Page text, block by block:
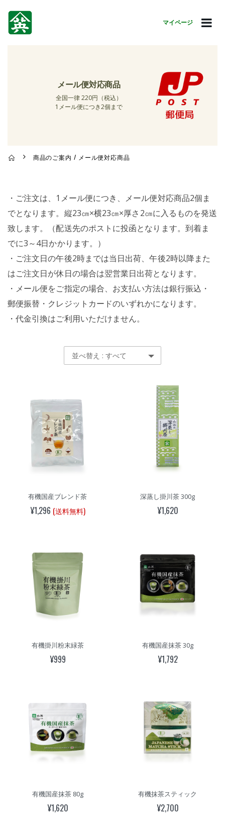
マイページ
メール便対応商品
全国一律 220円（税込）
1メール便につき2個まで
商品のご案内 / メール便対応商品
・ご注文は、1メール便につき、メール便対応商品2個ま
でとなります。縦23㎝×横23㎝×厚さ2㎝に入るものを発送
致します。（配送先のポストに投函となります。到着ま
でに3～4日かかります。）
・ご注文日の午後2時までは当日出荷、午後2時以降また
はご注文日が休日の場合は翌営業日出荷となります。
・メール便をご指定の場合、お支払い方法は銀行振込・
郵便振替・クレジットカードのいずれかになります。
・代金引換はご利用いただけません。
有機国産ブレンド茶
¥1,296 (送料無料)
深蒸し掛川茶 300g
¥1,620
有機掛川粉末緑茶
¥999
有機国産抹茶 30g
¥1,792
有機国産抹茶 80g
¥1,620
有機抹茶スティック
¥2,700